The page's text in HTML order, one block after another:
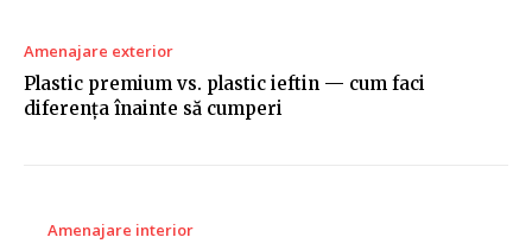
Amenajare exterior
Plastic premium vs. plastic ieftin — cum faci
diferența înainte să cumperi
Amenajare interior